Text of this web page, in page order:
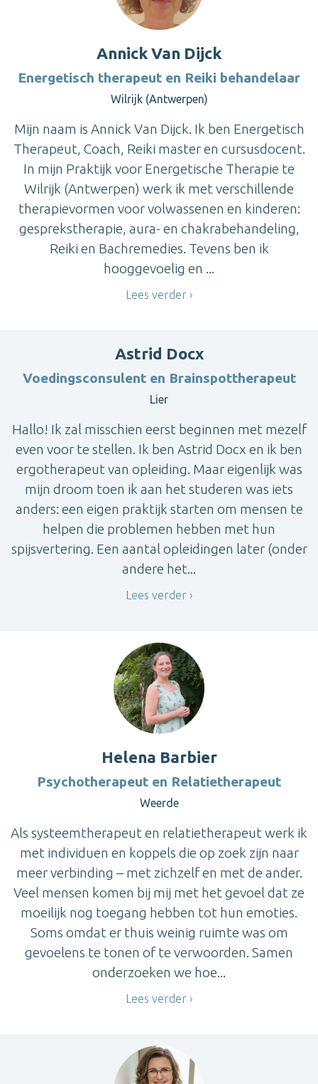
Annick Van Dijck
Energetisch therapeut en Reiki behandelaar
Wilrijk (Antwerpen)
Mijn naam is Annick Van Dijck. Ik ben Energetisch
Therapeut, Coach, Reiki master en cursusdocent.
In mijn Praktijk voor Energetische Therapie te
Wilrijk (Antwerpen) werk ik met verschillende
therapievormen voor volwassenen en kinderen:
gesprekstherapie, aura- en chakrabehandeling,
Reiki en Bachremedies. Tevens ben ik
hooggevoelig en ...
Lees verder
Astrid Docx
Voedingsconsulent en Brainspottherapeut
Lier
Hallo! Ik zal misschien eerst beginnen met mezelf
even voor te stellen. Ik ben Astrid Docx en ik ben
ergotherapeut van opleiding. Maar eigenlijk was
mijn droom toen ik aan het studeren was iets
anders: een eigen praktijk starten om mensen te
helpen die problemen hebben met hun
spijsvertering. Een aantal opleidingen later (onder
andere het...
Lees verder
Helena Barbier
Psychotherapeut en Relatietherapeut
Weerde
Als systeemtherapeut en relatietherapeut werk ik
met individuen en koppels die op zoek zijn naar
meer verbinding – met zichzelf en met de ander.
Veel mensen komen bij mij met het gevoel dat ze
moeilijk nog toegang hebben tot hun emoties.
Soms omdat er thuis weinig ruimte was om
gevoelens te tonen of te verwoorden. Samen
onderzoeken we hoe...
Lees verder